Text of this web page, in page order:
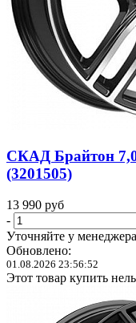
СКАД Брайтон
(3201505)
13 990 руб
-
Уточняйте у менеджера
Обновлено:
01.08.2026 23:56:52
Этот товар купить